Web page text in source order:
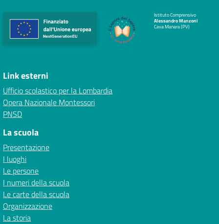
Istituto Comprensivo
Alessandro Manzoni
Cava Manara (PV)
Link esterni
Ufficio scolastico per la Lombardia
Opera Nazionale Montessori
PNSD
La scuola
Presentazione
I luoghi
Le persone
I numeri della scuola
Le carte della scuola
Organizzazione
La storia